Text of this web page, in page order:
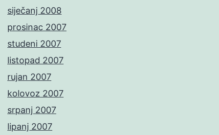
siječanj 2008
prosinac 2007
studeni 2007
listopad 2007
rujan 2007
kolovoz 2007
srpanj 2007
lipanj 2007